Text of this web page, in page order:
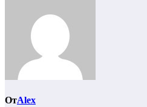
ОтAlex